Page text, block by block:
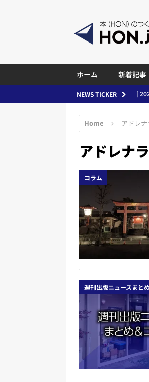
ホーム 新着記事
NEWS TICKER [
[
ー
[
め
[
と
[
[
日
[
Home アドレ
アドレナ
コラム
週刊出版ニュースまと